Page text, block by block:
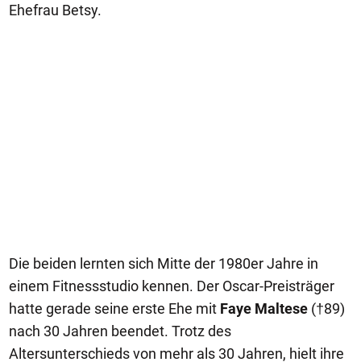
Ehefrau Betsy.
Die beiden lernten sich Mitte der 1980er Jahre in
einem Fitnessstudio kennen. Der Oscar-Preisträger
hatte gerade seine erste Ehe mit Faye Maltese (†89)
nach 30 Jahren beendet. Trotz des
Altersunterschieds von mehr als 30 Jahren, hielt ihre